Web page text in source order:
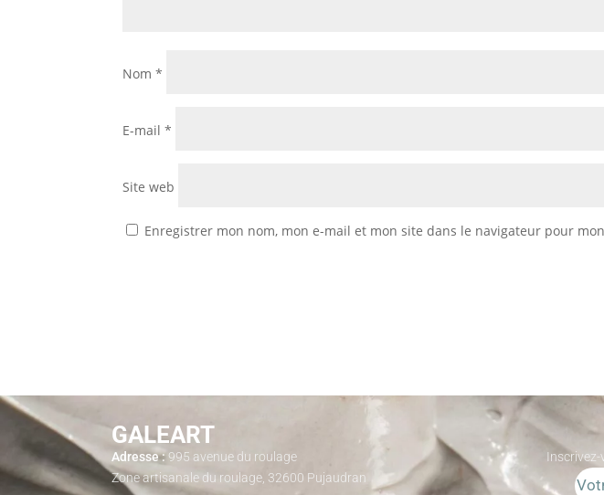
Nom*
E-mail*
Site web
Enregistrer mon nom, mon e-mail et mon site dans le navigateur pour
GALEART
Adresse :995 avenue du roulage
Zone artisanale du roulage, 32600 Pujaudran